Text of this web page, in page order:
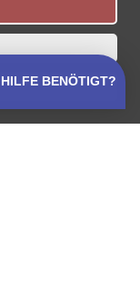
Schweiz
HILFE BENÖTIGT?